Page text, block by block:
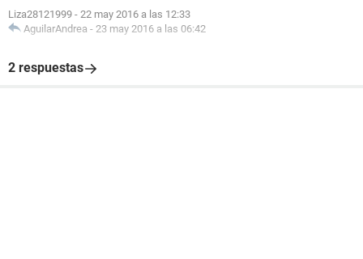
Liza28121999 - 22 may 2016 a las 12:33
AguilarAndrea - 23 may 2016 a las 06:42
2 respuestas